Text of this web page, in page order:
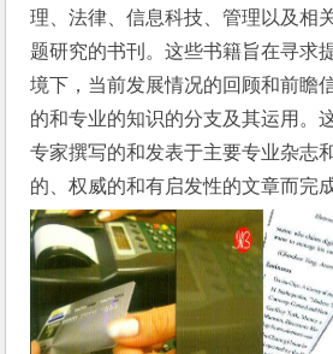
理、法律、信息科技、管理以及相
题研究的书刊。这些书籍旨在寻求
境下，当前发展情况的回顾和前瞻
的和专业的知识的分支及其运用。
专家撰写的和发表于主要专业杂志
的、权威的和有启发性的文章而完